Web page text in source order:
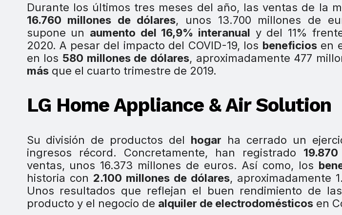
Durante los últimos tres meses del año, las ventas de la
16.760 millones de dólares, unos 13.700 millones de
supone un aumento del 16,9% interanual y del 11%
2020. A pesar del impacto del COVID-19, los beneficiosen
en los 580 millones de dólares, aproximadamente 477
másque el cuarto trimestre de 2019.
LG Home Appliance & Air Solution
Su división de productos del hogar ha cerrado un
ingresos récord. Concretamente, han registrado
ventas, unos 16.373 millones de euros. Así como, los
historia con 2.100 millones de dólares, aproximadamente
Unos resultados que reflejan el buen rendimiento de
producto y el negocio de alquiler de electrodomésticosen